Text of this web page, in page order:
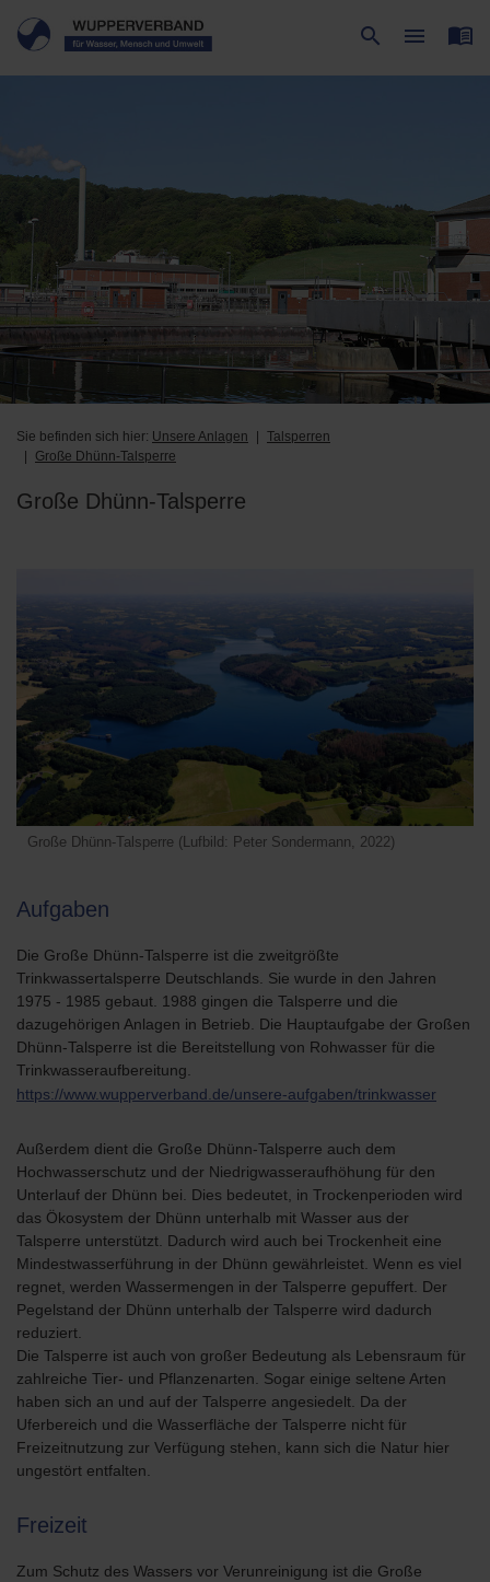
menu_book
search
Suche
menu
Menü
Sie befinden sich hier: Unsere Anlagen
Talsperren
Große Dhünn-Talsperre
Große Dhünn-Talsperre
Große Dhünn-Talsperre (Lufbild: Peter Sondermann, 2022)
Aufgaben
Die Große Dhünn-Talsperre ist die zweitgrößte
Trinkwassertalsperre Deutschlands. Sie wurde in den Jahren
1975 - 1985 gebaut. 1988 gingen die Talsperre und die
dazugehörigen Anlagen in Betrieb. Die Hauptaufgabe der Großen
Dhünn-Talsperre ist die Bereitstellung von Rohwasser für die
Trinkwasseraufbereitung.
https://www.wupperverband.de/unsere-aufgaben/trinkwasser
Außerdem dient die Große Dhünn-Talsperre auch dem
Hochwasserschutz und der Niedrigwasseraufhöhung für den
Unterlauf der Dhünn bei. Dies bedeutet, in Trockenperioden wird
das Ökosystem der Dhünn unterhalb mit Wasser aus der
Talsperre unterstützt. Dadurch wird auch bei Trockenheit eine
Mindestwasserführung in der Dhünn gewährleistet. Wenn es viel
regnet, werden Wassermengen in der Talsperre gepuffert. Der
Pegelstand der Dhünn unterhalb der Talsperre wird dadurch
reduziert.
Die Talsperre ist auch von großer Bedeutung als Lebensraum für
zahlreiche Tier- und Pflanzenarten. Sogar einige seltene Arten
haben sich an und auf der Talsperre angesiedelt. Da der
Uferbereich und die Wasserfläche der Talsperre nicht für
Freizeitnutzung zur Verfügung stehen, kann sich die Natur hier
ungestört entfalten.
Freizeit
Zum Schutz des Wassers vor Verunreinigung ist die Große